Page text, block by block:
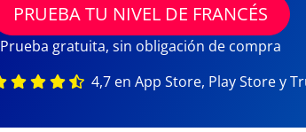
PRUEBA TU NIVEL DE FRANCÉS
Prueba gratuita, sin obligación de compra
4,7 en App Store, Play Store y